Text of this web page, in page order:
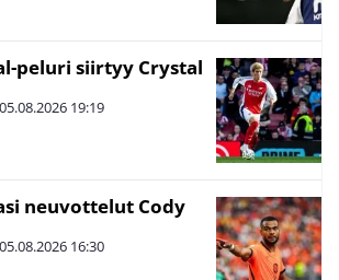
peluri siirtyy Crystal
05.08.2026 19:19
neuvottelut Cody
05.08.2026 16:30